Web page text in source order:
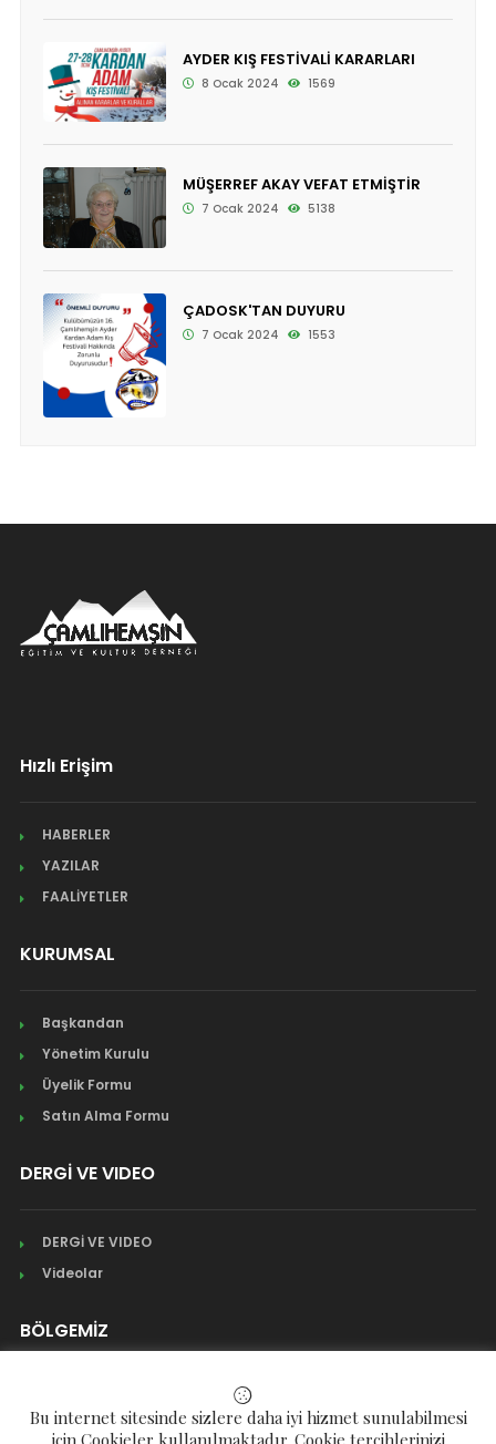
AYDER KIŞ FESTİVALİ KARARLARI
8 Ocak 2024 1569
MÜŞERREF AKAY VEFAT ETMİŞTİR
7 Ocak 2024 5138
ÇADOSK'TAN DUYURU
7 Ocak 2024 1553
Hızlı Erişim
HABERLER
YAZILAR
FAALİYETLER
KURUMSAL
Başkandan
Yönetim Kurulu
Üyelik Formu
Satın Alma Formu
DERGİ VE VIDEO
DERGİ VE VIDEO
Videolar
BÖLGEMİZ
Köyler
Bu internet sitesinde sizlere daha iyi hizmet sunulabilmesi
için Cookieler kullanılmaktadır. Cookie tercihlerinizi